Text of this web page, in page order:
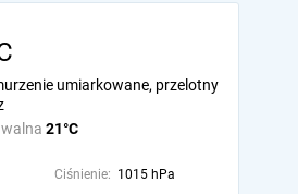
21°C
umiarkowane, przelotny
Ciśnienie: 1015 hPa